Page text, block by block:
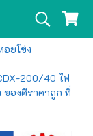
อยโข่ง
200/40 ไฟ
ของดีราคาถูก ที่